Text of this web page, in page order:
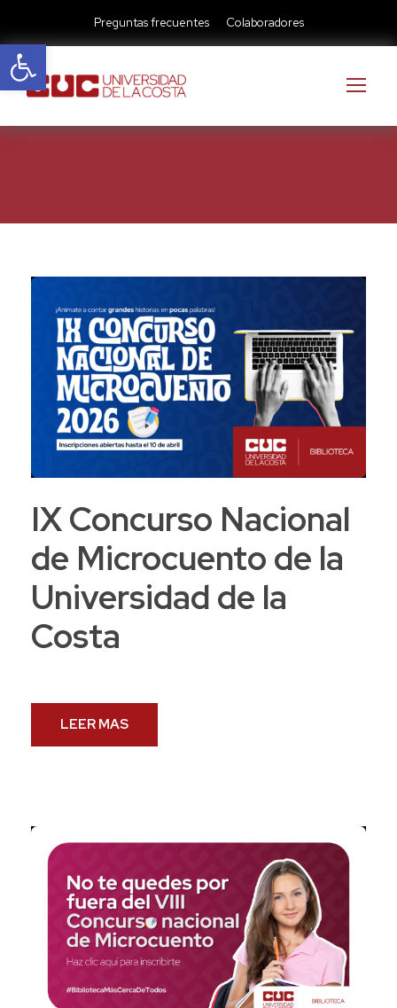
Abrir barra de herramientas
Preguntas frecuentes Colaboradores
IX Concurso Nacional
de Microcuento de la
Universidad de la
Costa
LEER MAS